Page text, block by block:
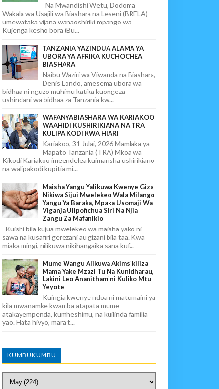
Na Mwandishi Wetu, Dodoma
Wakala wa Usajili wa Biashara na Leseni (BRELA)
umewataka vijana wanaoshiriki mpango wa
Kujenga kesho bora (Bu...
TANZANIA YAZINDUA ALAMA YA
UBORA YA AFRIKA KUCHOCHEA
BIASHARA
Naibu Waziri wa Viwanda na Biashara,
Denis Londo, amesema ubora wa
bidhaa ni nguzo muhimu katika kuongeza
ushindani wa bidhaa za Tanzania kw...
WAFANYABIASHARA WA KARIAKOO
WAAHIDI KUSHIRIKIANA NA TRA
KULIPA KODI KWA HIARI
Kariakoo, 31 Julai, 2026 Mamlaka ya
Mapato Tanzania (TRA) Mkoa wa
Kikodi Kariakoo imeendelea kuimarisha ushirikiano
na walipakodi kupitia mi...
Maisha Yangu Yalikuwa Kwenye Giza
Nikiwa Sijui Mwelekeo Wala Milango
Yangu Ya Baraka, Mpaka Usomaji Wa
Viganja Ulipofichua Siri Na Njia
Zangu Za Mafanikio
Kuishi bila kujua mwelekeo wa maisha yako ni
sawa na kusafiri gerezani au gizani bila taa. Kwa
miaka mingi, nilikuwa nikihangaika sana kuf...
Mume Wangu Alikuwa Akimsikiliza
Mama Yake Mzazi Tu Na Kunidharau,
Lakini Leo Ananithamini Kuliko Mtu
Yeyote
Kuingia kwenye ndoa ni matumaini ya
kila mwanamke kwamba atapata mume
atakayempenda, kumheshimu, na kuilinda familia
yao. Hata hivyo, mara t...
KUMBUKUMBU